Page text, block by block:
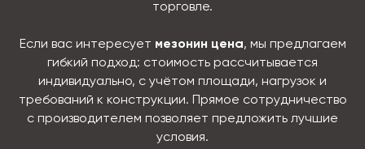
торговле.
Если вас интересует мезонин цена, мы предлагаем
гибкий подход: стоимость рассчитывается
индивидуально, с учётом площади, нагрузок и
требований к конструкции. Прямое сотрудничество
с производителем позволяет предложить лучшие
условия.